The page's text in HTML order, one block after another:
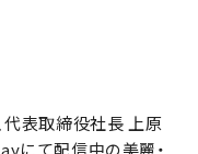
代表取締役社長 上原